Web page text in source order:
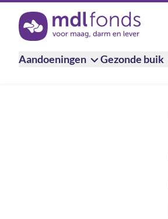
Terug naar de homepage
Aandoeningen Gezonde buik